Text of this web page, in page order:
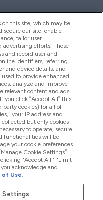
on this site, which may be
secure our site, enable
tailor user
advertising efforts. These
and record user and
identifiers, referring
and device details, and
to provide enhanced
analyze and improve
relevant content and ads
you click “Accept All” this
cookies) for all of
your IP address and
but only cookies
to operate, secure
functionalities will be
your cookie preferences
Cookie Settings”
"Accept All," "Limit
acknowledge and
of Use.
Settings